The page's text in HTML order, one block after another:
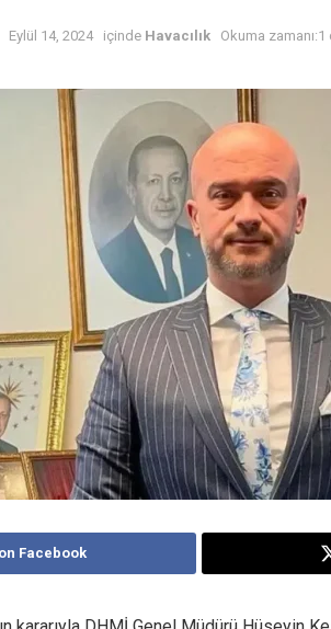
Eylül 14, 2024 içinde Havacılık Okuma
Facebook